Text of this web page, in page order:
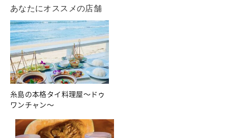
あなたにオススメの店舗
糸島の本格タイ料理屋～ドゥ
ワンチャン～